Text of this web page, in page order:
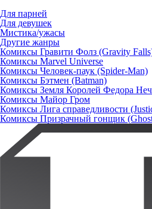
Для парней
Для девушек
Мистика/ужасы
Другие жанры
Комиксы Гравити Фолз (Gravity
Комиксы Marvel Universe
Комиксы Человек-паук (Spider-Man)
Комиксы Бэтмен (Batman)
Комиксы Земля Королей Федора
Комиксы Майор Гром
Комиксы Лига справедливости
Комиксы Призрачный гонщик